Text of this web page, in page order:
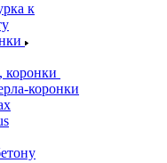
к
коронки
коронки